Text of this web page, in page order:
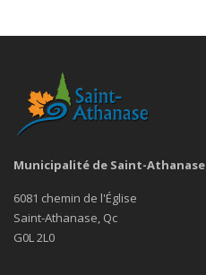
Municipalité de Saint-Athanase
6081 chemin de l'Église
Saint-Athanase, Qc
G0L 2L0